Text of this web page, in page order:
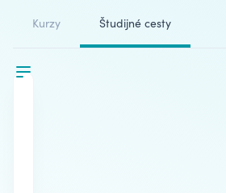
Kurzy Študijné cesty